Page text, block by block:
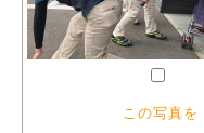
この写真を